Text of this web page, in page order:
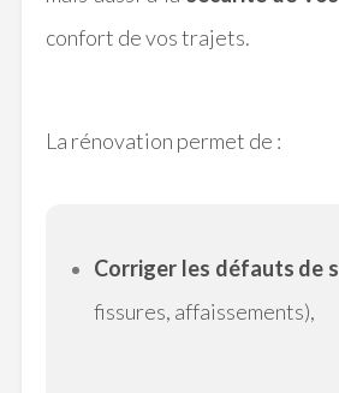
confort de vos trajets.
La rénovation permet de :
Corriger les défauts de
fissures, affaissements),